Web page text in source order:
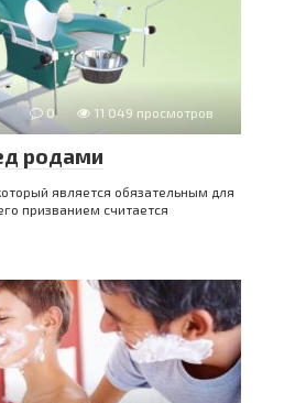
0 11 049 просмотров
родами
является обязательным для
призванием считается